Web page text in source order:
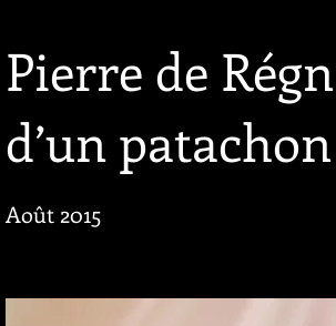
Pierre de
d’un
Août 2015